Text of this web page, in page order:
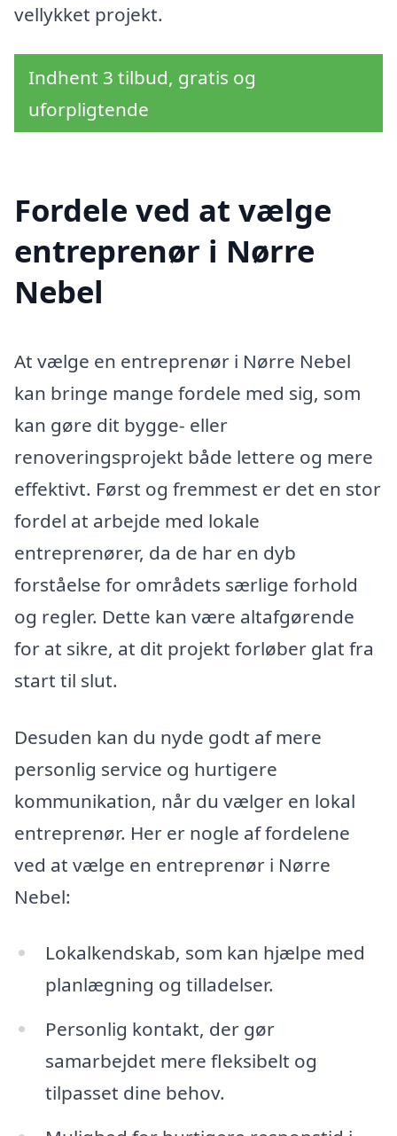
vellykket projekt.
Indhent 3 tilbud, gratis og
uforpligtende
Fordele ved at vælge
entreprenør i Nørre
Nebel
At vælge en entreprenør i Nørre Nebel
kan bringe mange fordele med sig, som
kan gøre dit bygge- eller
renoveringsprojekt både lettere og mere
effektivt. Først og fremmest er det en stor
fordel at arbejde med lokale
entreprenører, da de har en dyb
forståelse for områdets særlige forhold
og regler. Dette kan være altafgørende
for at sikre, at dit projekt forløber glat fra
start til slut.
Desuden kan du nyde godt af mere
personlig service og hurtigere
kommunikation, når du vælger en lokal
entreprenør. Her er nogle af fordelene
ved at vælge en entreprenør i Nørre
Nebel:
Lokalkendskab, som kan hjælpe med
planlægning og tilladelser.
Personlig kontakt, der gør
samarbejdet mere fleksibelt og
tilpasset dine behov.